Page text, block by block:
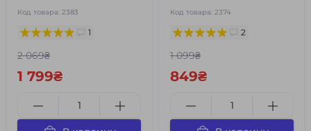
Код товара: 2383
1
2 069₴
1 799₴
Код товара: 2374
2
1 099₴
849₴